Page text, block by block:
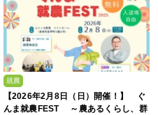
就農
【2026年2月8日（日）開催！】 ぐ
んま就農FEST ～農あるくらし、群